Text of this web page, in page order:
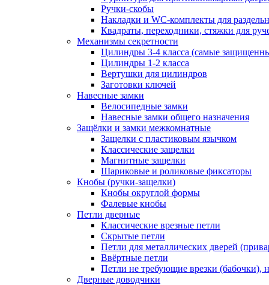
Ручки-скобы
Накладки и WC-комплекты для
Квадраты, переходники, стяжки для
Механизмы секретности
Цилиндры 3-4 класса (самые
Цилиндры 1-2 класса
Вертушки для цилиндров
Заготовки ключей
Навесные замки
Велосипедные замки
Навесные замки общего назначения
Защёлки и замки межкомнатные
Защелки с пластиковым язычком
Классические защелки
Магнитные защелки
Шариковые и роликовые фиксаторы
Кнобы (ручки-защелки)
Кнобы округлой формы
Фалевые кнобы
Петли дверные
Классические врезные петли
Скрытые петли
Петли для металлических дверей
Ввёртные петли
Петли не требующие врезки (бабочки),
Дверные доводчики